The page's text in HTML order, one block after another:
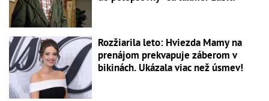
Rozžiarila leto: Hviezda Mamy na
prenájom prekvapuje záberom v
bikinách. Ukázala viac než úsmev!